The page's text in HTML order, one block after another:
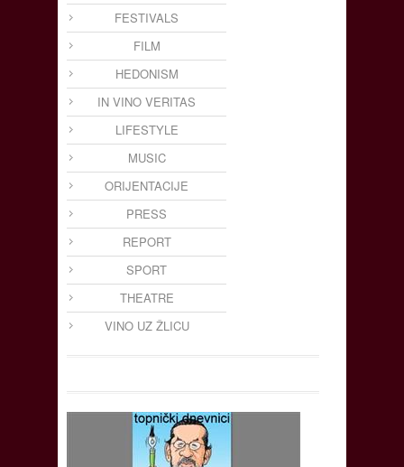
FESTIVALS
FILM
HEDONISM
IN VINO VERITAS
LIFESTYLE
MUSIC
ORIJENTACIJE
PRESS
REPORT
SPORT
THEATRE
VINO UZ ŽLICU